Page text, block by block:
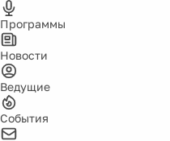
Программы
Новости
Ведущие
События